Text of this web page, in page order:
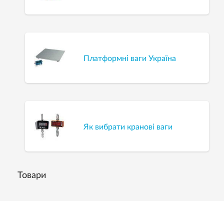
Платформні ваги Україна
Як вибрати кранові ваги
Товари